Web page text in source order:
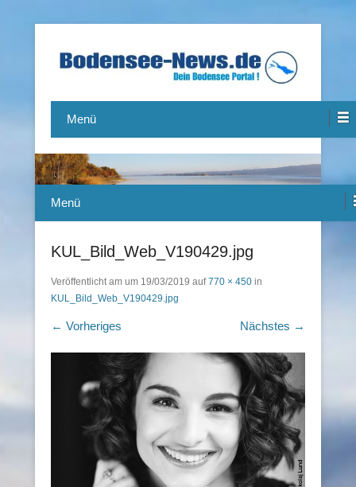
Bodensee-News.de
Menü
Menü
KUL_Bild_Web_V190429.jpg
Veröffentlicht am um 19/03/2019 auf770 × 450 in
KUL_Bild_Web_V190429.jpg
← Vorheriges Nächstes →